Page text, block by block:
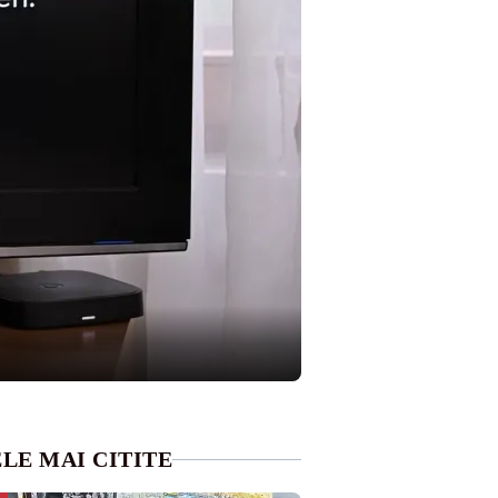
MAI CITITE